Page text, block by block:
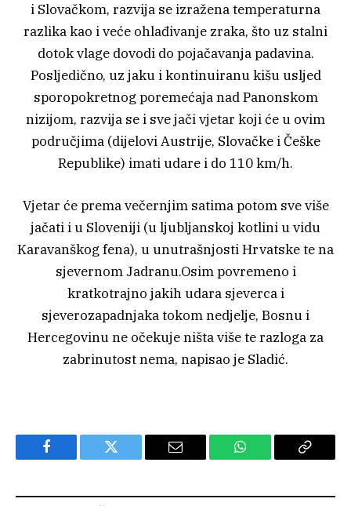
i Slovačkom, razvija se izražena temperaturna
razlika kao i veće ohlađivanje zraka, što uz stalni
dotok vlage dovodi do pojačavanja padavina.
Posljedično, uz jaku i kontinuiranu kišu usljed
sporopokretnog poremećaja nad Panonskom
nizijom, razvija se i sve jači vjetar koji će u ovim
područjima (dijelovi Austrije, Slovačke i Češke
Republike) imati udare i do 110 km/h.
Vjetar će prema večernjim satima potom sve više
jačati i u Sloveniji (u ljubljanskoj kotlini u vidu
Karavanškog fena), u unutrašnjosti Hrvatske te na
sjevernom Jadranu.Osim povremeno i
kratkotrajno jakih udara sjeverca i
sjeverozapadnjaka tokom nedjelje, Bosnu i
Hercegovinu ne očekuje ništa više te razloga za
zabrinutost nema, napisao je Sladić.
Facebook Twitter Email WhatsApp Copy